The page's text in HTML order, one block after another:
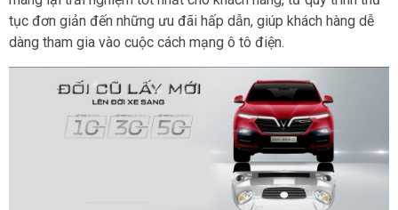
tục đơn giản đến những ưu đãi hấp dẫn, giúp khách hàng dễ
dàng tham gia vào cuộc cách mạng ô tô điện.